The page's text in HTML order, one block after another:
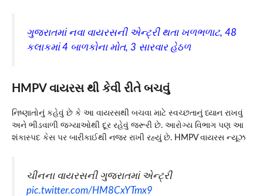
ગુજરાતમાં નવા વાયરસની એન્ટ્રી થતા ખળભળાટ, 48
કલાકમાં 4 બાળકોના મોત, 3 સારવાર હેઠળ
HMPV વાયરસ થી કેવી રીતે બચવું
નિષ્ણાતોનું કહેવું છે કે આ વાયરસથી બચવા માટે સ્વચ્છતાનું ધ્યાન રાખવું
અને ભીડવાળી જગ્યાઓથી દૂર રહેવું જરૂરી છે. આરોગ્ય વિભાગ પણ આ
શંકાસ્પદ કેસ પર બારીકાઈથી નજર રાખી રહ્યું છે. HMPV વાયરસ ન્યૂઝ
ચીનના વાયરસની ગુજરાતમાં એન્ટ્રી
pic.twitter.com/HM8CxYTmx9